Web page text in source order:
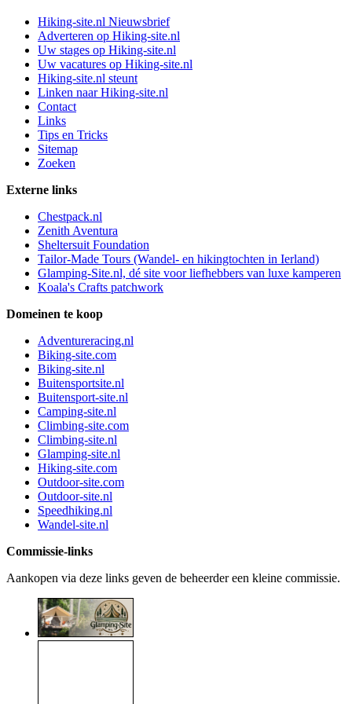
Hiking-site.nl Nieuwsbrief
Adverteren op Hiking-site.nl
Uw stages op Hiking-site.nl
Uw vacatures op Hiking-site.nl
Hiking-site.nl steunt
Linken naar Hiking-site.nl
Contact
Links
Tips en Tricks
Sitemap
Zoeken
Externe links
Chestpack.nl
Zenith Aventura
Sheltersuit Foundation
Tailor-Made Tours (Wandel- en hikingtochten in Ierland)
Glamping-Site.nl, dé site voor liefhebbers van luxe kamperen
Koala's Crafts patchwork
Domeinen te koop
Adventureracing.nl
Biking-site.com
Biking-site.nl
Buitensportsite.nl
Buitensport-site.nl
Camping-site.nl
Climbing-site.com
Climbing-site.nl
Glamping-site.nl
Hiking-site.com
Outdoor-site.com
Outdoor-site.nl
Speedhiking.nl
Wandel-site.nl
Commissie-links
Aankopen via deze links geven de beheerder een kleine commissie.